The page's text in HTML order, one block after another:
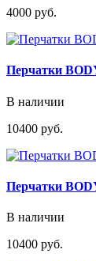
4000 руб.
Перчатки
В наличии
10400 руб.
Перчатки
В наличии
10400 руб.